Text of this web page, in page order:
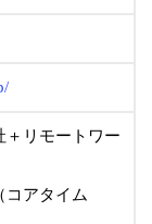
＋リモートワー
コアタイム